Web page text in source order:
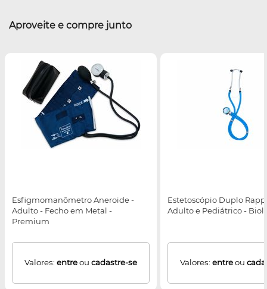
Aproveite e compre junto
Esfigmomanômetro Aneroide -
Adulto - Fecho em Metal -
Premium
Valores: entreou cadastre-se
Estetoscópio Duplo
Adulto e Pediátrico -
Valores: entreou